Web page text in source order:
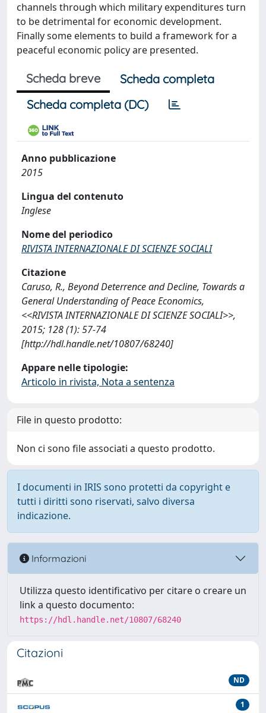
channels through which military expenditures turn
to be detrimental for economic development.
Finally some elements to build a framework for a
peaceful economic policy are presented.
Scheda breve
Scheda completa
Scheda completa (DC)
Anno pubblicazione
2015
Lingua del contenuto
Inglese
Nome del periodico
RIVISTA INTERNAZIONALE DI SCIENZE SOCIALI
Citazione
Caruso, R., Beyond Deterrence and Decline, Towards a
General Understanding of Peace Economics,
<<RIVISTA INTERNAZIONALE DI SCIENZE SOCIALI>>,
2015; 128 (1): 57-74
[http://hdl.handle.net/10807/68240]
Appare nelle tipologie:
Articolo in rivista, Nota a sentenza
File in questo prodotto:
Non ci sono file associati a questo prodotto.
I documenti in IRIS sono protetti da copyright e
tutti i diritti sono riservati, salvo diversa
indicazione.
Informazioni
Utilizza questo identificativo per citare o creare un
link a questo documento:
https://hdl.handle.net/10807/68240
Citazioni
ND
1